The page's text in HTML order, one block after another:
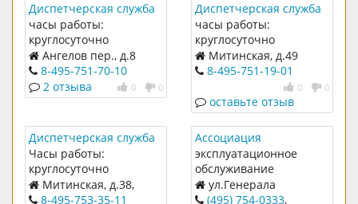
Диспетчерская служба
№16
часы работы:
круглосуточно
Ангелов пер., д.8
8-495-751-70-10
0 0
2 отзыва
Диспетчерская служба
№540
часы работы:
круглосуточно
Митинская, д.49
8-495-751-19-01
0 0
оставьте отзыв
Диспетчерская служба
№537
Часы работы:
круглосуточно
Митинская, д.38,
корп.1
8-495-753-35-11
Ассоциация
товариществ
собственников жилья
"Митинский
оазис.Эксплуатация
эксплуатационное
обслуживание
многоквартирных
домов, расположенных
ул.Генерала
Белобородова, дом 19,
(495) 754-0333,